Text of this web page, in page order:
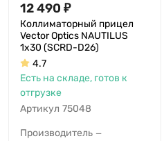
12 490 ₽
Коллиматорный прицел
Vector Optics NAUTILUS
1x30 (SCRD-D26)
4.7
Есть на складе, готов к
отгрузке
Артикул 75048
Производитель —